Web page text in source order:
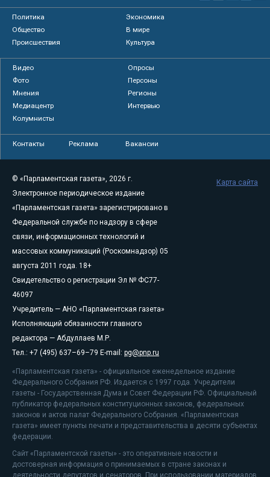
Политика
Экономика
Общество
В мире
Происшествия
Культура
Видео
Опросы
Фото
Персоны
Мнения
Регионы
Медиацентр
Интервью
Колумнисты
Контакты Реклама Вакансии
© «Парламентская газета», 2026 г.
Электронное периодическое издание
«Парламентская газета» зарегистрировано в
Федеральной службе по надзору в сфере
связи, информационных технологий и
массовых коммуникаций (Роскомнадзор) 05
августа 2011 года. 18+
Свидетельство о регистрации Эл № ФС77-
46097
Учредитель — АНО «Парламентская газета»
Исполняющий обязанности главного
редактора — Абдуллаев М.Р.
Тел.: +7 (495) 637–69–79 E-mail: pg@pnp.ru
«Парламентская газета» - официальное еженедельное издание
Федерального Собрания РФ. Издается с 1997 года. Учредители
газеты - Государственная Дума и Совет Федерации РФ. Официальный
публикатор федеральных конституционных законов, федеральных
законов и актов палат Федерального Собрания. «Парламентская
газета» имеет пункты печати и представительства в десяти субъектах
федерации.
Сайт «Парламентской газеты» - это оперативные новости и
достоверная информация о принимаемых в стране законах и
деятельности депутатов и сенаторов. При использовании материалов
Карта сайта